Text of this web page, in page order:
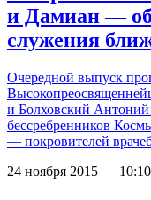
и Дамиан —
служения
Очередной выпуск
и Болховский
бессребренников
— покровителей
24 ноября 2015 — 10:10